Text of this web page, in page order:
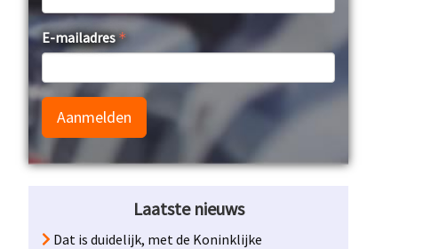
E-mailadres
Aanmelden
Laatste nieuws
Dat is duidelijk, met de Koninklijke